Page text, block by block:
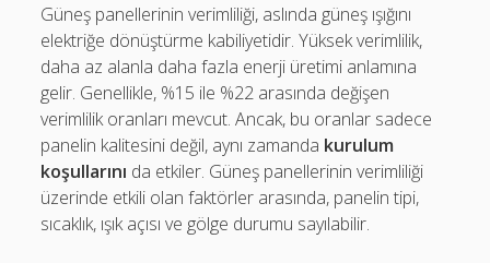
Güneş panellerinin verimliliği, aslında güneş ışığını
elektriğe dönüştürme kabiliyetidir. Yüksek verimlilik,
daha az alanla daha fazla enerji üretimi anlamına
gelir. Genellikle, %15 ile %22 arasında değişen
verimlilik oranları mevcut. Ancak, bu oranlar sadece
panelin kalitesini değil, aynı zamanda kurulum
koşullarını da etkiler. Güneş panellerinin verimliliği
üzerinde etkili olan faktörler arasında, panelin tipi,
sıcaklık, ışık açısı ve gölge durumu sayılabilir.